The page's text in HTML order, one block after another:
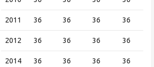
2011 36 36 36 36
2012 36 36 36 36
2014 36 36 36 36